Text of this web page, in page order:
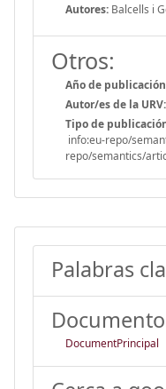
Autores: Balcells i
Otros:
Año de
Autor/es de la URV:
Tipo de
info:eu-repo/
repo/semantics/
Palabras
DocumentPrincipal